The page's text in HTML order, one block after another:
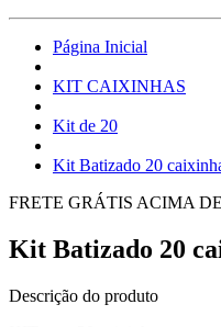
Página Inicial
KIT CAIXINHAS
Kit de 20
Kit Batizado 20
FRETE GRÁTIS ACIMA
Kit Batizado 20
Descrição do produto